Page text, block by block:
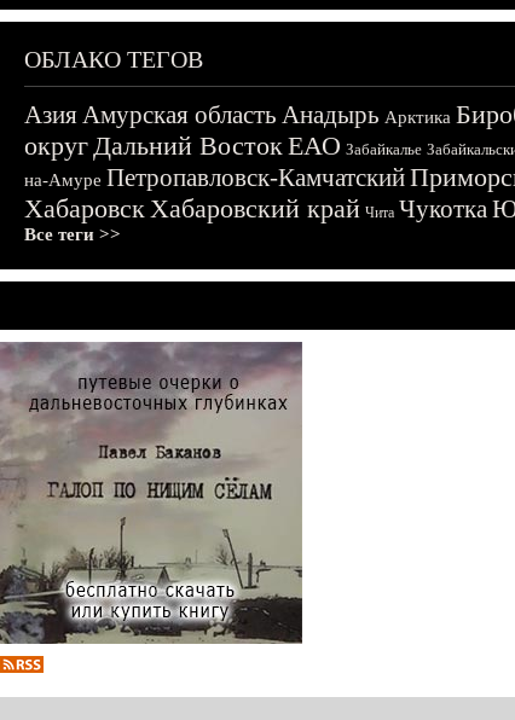
ОБЛАКО ТЕГОВ
АзияАмурская область Анадырь Арктика
округДальний ВостокЕАО Забайкалье
на-Амуре Петропавловск-Камчатский
ХабаровскХабаровский край Чита Чукотка
Все теги >>